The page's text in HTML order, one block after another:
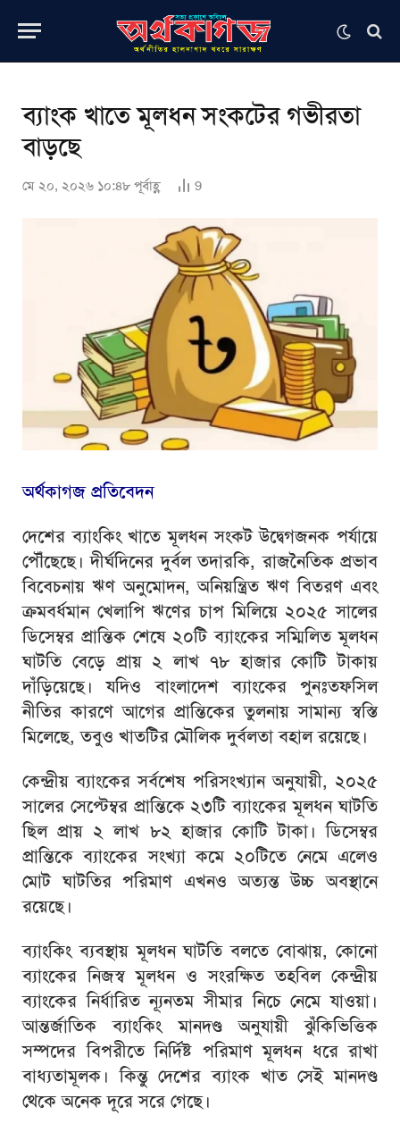
ব্যাংক খাতে মূলধন সংকটের গভীরতা
বাড়ছে
মে ২০, ২০২৬ ১০:৪৮ পূর্বাহ্ণ 9
অর্থকাগজ প্রতিবেদন
দেশের ব্যাংকিং খাতে মূলধন সংকট উদ্বেগজনক পর্যায়ে
পৌঁছেছে। দীর্ঘদিনের দুর্বল তদারকি, রাজনৈতিক প্রভাব
বিবেচনায় ঋণ অনুমোদন, অনিয়ন্ত্রিত ঋণ বিতরণ এবং
ক্রমবর্ধমান খেলাপি ঋণের চাপ মিলিয়ে ২০২৫ সালের
ডিসেম্বর প্রান্তিক শেষে ২০টি ব্যাংকের সম্মিলিত মূলধন
ঘাটতি বেড়ে প্রায় ২ লাখ ৭৮ হাজার কোটি টাকায়
দাঁড়িয়েছে। যদিও বাংলাদেশ ব্যাংকের পুনঃতফসিল
নীতির কারণে আগের প্রান্তিকের তুলনায় সামান্য স্বস্তি
মিলেছে, তবুও খাতটির মৌলিক দুর্বলতা বহাল রয়েছে।
কেন্দ্রীয় ব্যাংকের সর্বশেষ পরিসংখ্যান অনুযায়ী, ২০২৫
সালের সেপ্টেম্বর প্রান্তিকে ২৩টি ব্যাংকের মূলধন ঘাটতি
ছিল প্রায় ২ লাখ ৮২ হাজার কোটি টাকা। ডিসেম্বর
প্রান্তিকে ব্যাংকের সংখ্যা কমে ২০টিতে নেমে এলেও
মোট ঘাটতির পরিমাণ এখনও অত্যন্ত উচ্চ অবস্থানে
রয়েছে।
ব্যাংকিং ব্যবস্থায় মূলধন ঘাটতি বলতে বোঝায়, কোনো
ব্যাংকের নিজস্ব মূলধন ও সংরক্ষিত তহবিল কেন্দ্রীয়
ব্যাংকের নির্ধারিত ন্যূনতম সীমার নিচে নেমে যাওয়া।
আন্তর্জাতিক ব্যাংকিং মানদণ্ড অনুযায়ী ঝুঁকিভিত্তিক
সম্পদের বিপরীতে নির্দিষ্ট পরিমাণ মূলধন ধরে রাখা
বাধ্যতামূলক। কিন্তু দেশের ব্যাংক খাত সেই মানদণ্ড
থেকে অনেক দূরে সরে গেছে।